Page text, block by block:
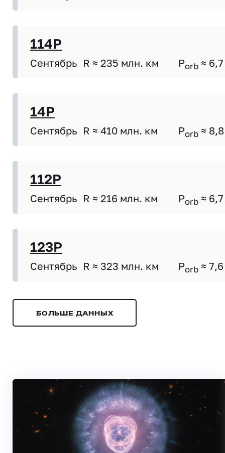
114P
Сентябрь R ≈ 235 млн. км Porb ≈ 6,7
14P
Сентябрь R ≈ 410 млн. км Porb ≈ 8,8
112P
Сентябрь R ≈ 216 млн. км Porb ≈ 6,7
123P
Сентябрь R ≈ 323 млн. км Porb ≈ 7,6
БОЛЬШЕ ДАННЫХ